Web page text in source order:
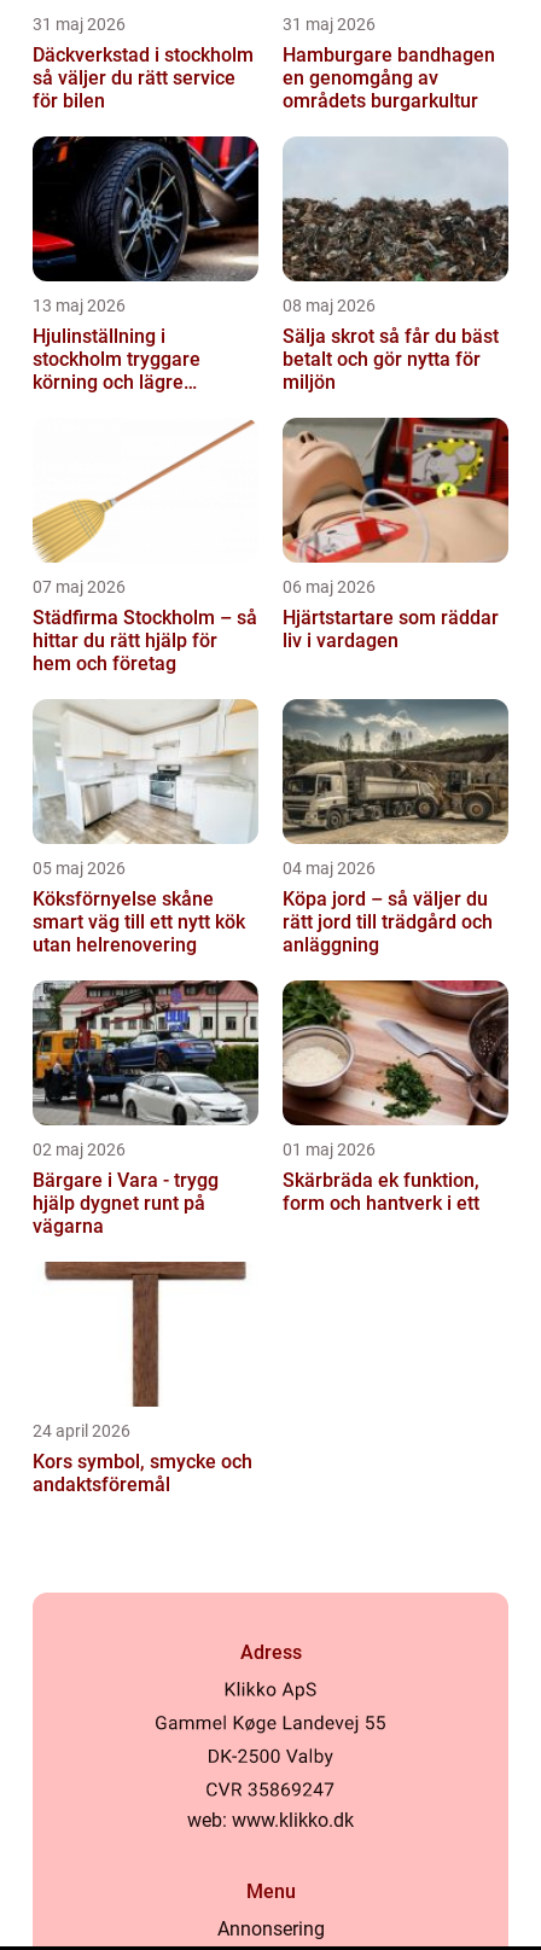
31 maj 2026
Däckverkstad i stockholm
så väljer du rätt service
för bilen
31 maj 2026
Hamburgare bandhagen
en genomgång av
områdets burgarkultur
13 maj 2026
Hjulinställning i
stockholm tryggare
körning och lägre
08 maj 2026
Sälja skrot så får du bäst
betalt och gör nytta för
miljön
07 maj 2026
Städfirma Stockholm – så
hittar du rätt hjälp för
hem och företag
06 maj 2026
Hjärtstartare som räddar
liv i vardagen
05 maj 2026
Köksförnyelse skåne
smart väg till ett nytt kök
utan helrenovering
04 maj 2026
Köpa jord – så väljer du
rätt jord till trädgård och
anläggning
02 maj 2026
Bärgare i Vara - trygg
hjälp dygnet runt på
vägarna
01 maj 2026
Skärbräda ek funktion,
form och hantverk i ett
24 april 2026
Kors symbol, smycke och
andaktsföremål
Adress
web: www.klikko.dk
Menu
Annonsering